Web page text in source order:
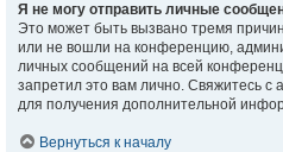
Я не могу отправить личные
Это может быть вызвано тремя
или не вошли на конференцию,
личных сообщений на всей
запретил это вам лично. Свяжитесь
для получения дополнительной
Вернуться к началу